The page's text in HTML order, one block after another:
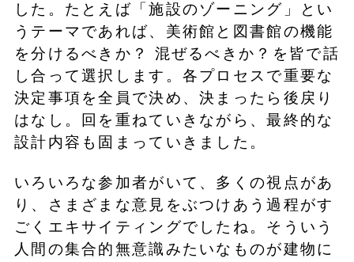
した。たとえば「施設のゾーニング」とい
うテーマであれば、美術館と図書館の機能
を分けるべきか？ 混ぜるべきか？を皆で話
し合って選択します。各プロセスで重要な
決定事項を全員で決め、決まったら後戻り
はなし。回を重ねていきながら、最終的な
設計内容も固まっていきました。
いろいろな参加者がいて、多くの視点があ
り、さまざまな意見をぶつけあう過程がす
ごくエキサイティングでしたね。そういう
人間の集合的無意識みたいなものが建物に